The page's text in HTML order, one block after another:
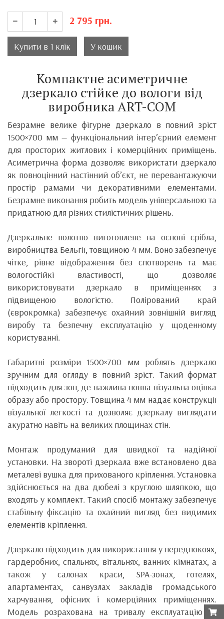
2 795 грн.
Купити в 1 клік У кошик
Компактне асиметричне
дзеркало стійке до вологи від
виробника ART-COM
Безрамне велике фігурне дзеркало в повний зріст
1500×700 мм — функціональний інтер’єрний елемент
для просторих житлових і комерційних приміщень.
Асиметрична форма дозволяє використати дзеркало
як повноцінний настінний об’єкт, не перевантажуючи
простір рамами чи декоративними елементами.
Безрамне виконання робить модель універсальною та
придатною для різних стилістичних рішень.
Дзеркальне полотно виготовлене на основі срібла,
виробництва Бельгії, товщиною 4 мм. Воно забезпечує
чітке, рівне відображення без спотворень та має
вологостійкі властивості, що дозволяє
використовувати дзеркало в приміщеннях з
підвищеною вологістю. Полірований край
(єврокромка) забезпечує охайний зовнішній вигляд
виробу та безпечну експлуатацію у щоденному
користуванні.
Габаритні розміри 1500×700 мм роблять дзеркало
зручним для огляду в повний зріст. Такий формат
підходить для зон, де важлива повна візуальна оцінка
образу або простору. Товщина 4 мм надає конструкції
візуальної легкості та дозволяє дзеркалу виглядати
акуратно навіть на великих площинах стін.
Монтаж продуманий для швидкої та надійної
установки. На звороті дзеркала вже встановлено два
металеві вушка для прихованого кріплення. Установка
здійснюється на два дюбелі з круглою шляпкою, що
входять у комплект. Такий спосіб монтажу забезпечує
стабільну фіксацію та охайний вигляд без видимих
елементів кріплення.
Дзеркало підходить для використання у передпокоях,
гардеробних, спальнях, вітальнях, ванних кімнатах, а
також у салонах краси, SPA-зонах, готелях,
апартаментах, санвузлах закладів громадського
харчування, офісних і комерційних приміщеннях.
Модель розрахована на тривалу експлуатацію та